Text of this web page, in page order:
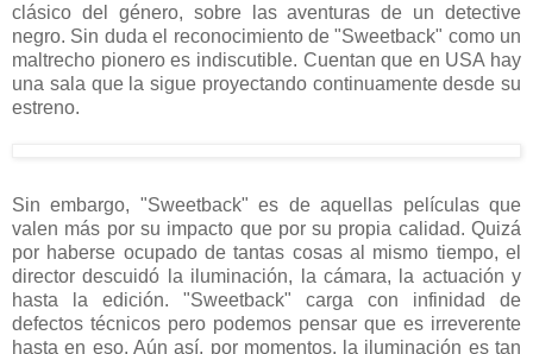
clásico del género, sobre las aventuras de un detective
negro. Sin duda el reconocimiento de "Sweetback" como un
maltrecho pionero es indiscutible. Cuentan que en USA hay
una sala que la sigue proyectando continuamente desde su
estreno.
Sin embargo, "Sweetback" es de aquellas películas que
valen más por su impacto que por su propia calidad. Quizá
por haberse ocupado de tantas cosas al mismo tiempo, el
director descuidó la iluminación, la cámara, la actuación y
hasta la edición. "Sweetback" carga con infinidad de
defectos técnicos pero podemos pensar que es irreverente
hasta en eso. Aún así, por momentos, la iluminación es tan